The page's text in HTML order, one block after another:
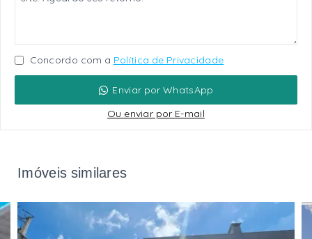
Concordo com a Política de Privacidade
Enviar por WhatsApp
Ou enviar por E-mail
Imóveis similares